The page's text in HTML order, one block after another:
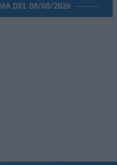
DEL 08/08/2026